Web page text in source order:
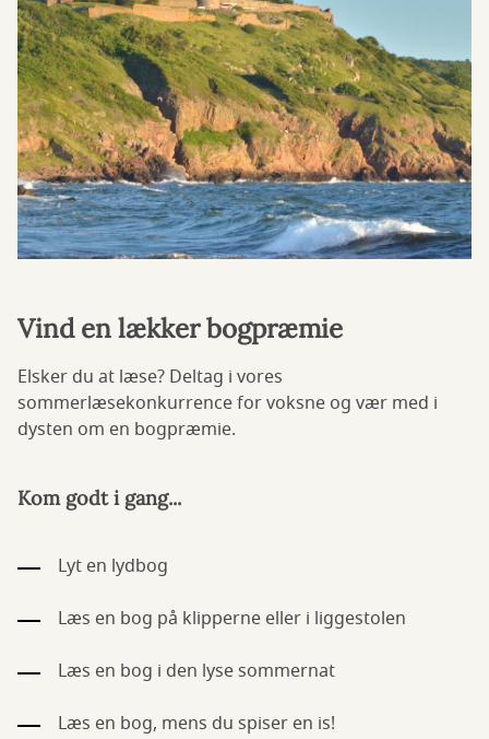
Vind en lækker bogpræmie
Elsker du at læse? Deltag i vores
sommerlæsekonkurrence for voksne og vær med i
dysten om en bogpræmie.
Kom godt i gang...
Lyt en lydbog
Læs en bog på klipperne eller i liggestolen
Læs en bog i den lyse sommernat
Læs en bog, mens du spiser en is!